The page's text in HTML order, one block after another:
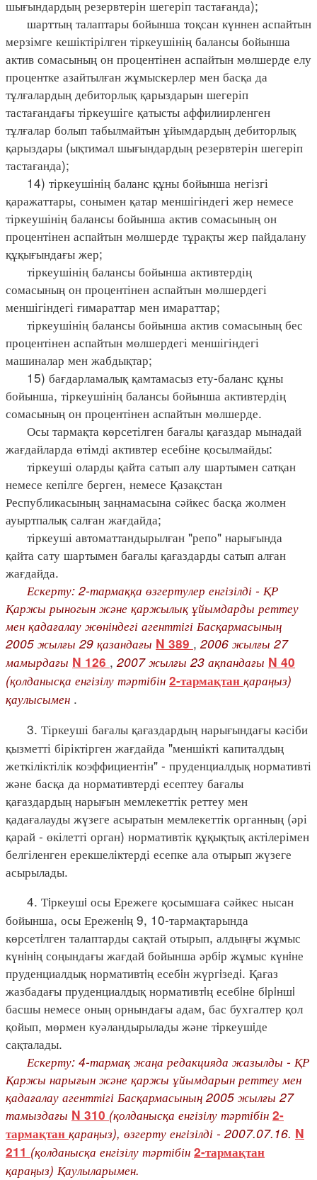
шығындардың резервтерін шегеріп тастағанда);
шарттың талаптары бойынша тоқсан күннен аспайтын
мерзімге кешіктірілген тіркеушінің балансы бойынша
актив сомасының он процентінен аспайтын мөлшерде елу
процентке азайтылған жұмыскерлер мен басқа да
тұлғалардың дебиторлық қарыздарын шегеріп
тастағандағы тіркеушіге қатысты аффилиирленген
тұлғалар болып табылмайтын ұйымдардың дебиторлық
қарыздары (ықтимал шығындардың резервтерін шегеріп
тастағанда);
14) тіркеушінің баланс құны бойынша негізгі
қаражаттары, сонымен қатар меншігіндегі жер немесе
тіркеушінің балансы бойынша актив сомасының он
процентінен аспайтын мөлшерде тұрақты жер пайдалану
құқығындағы жер;
тіркеушінің балансы бойынша активтердің
сомасының он процентінен аспайтын мөлшердегі
меншігіндегі ғимараттар мен имараттар;
тіркеушінің балансы бойынша актив сомасының бес
процентінен аспайтын мөлшердегі меншігіндегі
машиналар мен жабдықтар;
15) бағдарламалық қамтамасыз ету-баланс құны
бойынша, тіркеушінің балансы бойынша активтердің
сомасының он процентінен аспайтын мөлшерде.
Осы тармақта көрсетілген бағалы қағаздар мынадай
жағдайларда өтімді активтер есебіне қосылмайды:
тіркеуші оларды қайта сатып алу шартымен сатқан
немесе кепілге берген, немесе Қазақстан
Республикасының заңнамасына сәйкес басқа жолмен
ауыртпалық салған жағдайда;
тіркеуші автоматтандырылған "репо" нарығында
қайта сату шартымен бағалы қағаздарды сатып алған
жағдайда.
Ескерту: 2-тармаққа өзгертулер енгізілді - ҚР
Қаржы рыногын және қаржылық ұйымдарды реттеу
мен қадағалау жөніндегі агенттігі Басқармасының
2005 жылғы 29 қазандағы N 389 ,2006 жылғы 27
мамырдағы N 126 ,2007 жылғы 23 ақпандағы N 40
(қолданысқа енгізілу тәртібін 2-тармақтан қараңыз)
қаулысымен .
3. Тіркеуші бағалы қағаздардың нарығындағы кәсіби
қызметті біріктірген жағдайда "меншікті капиталдың
жеткіліктілік коэффициентін" - пруденциалдық нормативті
және басқа да нормативтерді есептеу бағалы
қағаздардың нарығын мемлекеттік реттеу мен
қадағалауды жүзеге асыратын мемлекеттік органның (әрі
қарай - өкілетті орган) нормативтік құқықтық актілерімен
белгіленген ерекшеліктерді есепке ала отырып жүзеге
асырылады.
4. Тiркеушi осы Ережеге қосымшаға сәйкес нысан
бойынша, осы Ереженiң 9, 10-тармақтарында
көрсетiлген талаптарды сақтай отырып, алдыңғы жұмыс
күнiнiң соңындағы жағдай бойынша әрбiр жұмыс күнiне
пруденциалдық нормативтiң есебiн жүргiзедi. Қағаз
жазбадағы пруденциалдық нормативтiң есебiне бiрiншi
басшы немесе оның орнындағы адам, бас бухгалтер қол
қойып, мөрмен куәландырылады және тiркеушiде
сақталады.
Ескерту: 4-тармақ жаңа редакцияда жазылды - ҚР
Қаржы нарығын және қаржы ұйымдарын реттеу мен
қадағалау агенттігі Басқармасының 2005 жылғы 27
тамыздағы N 310 (қолданысқа енгізілу тәртібін 2-
тармақтан қараңыз), өзгерту енгізілді - 2007.07.16. N
211 (қолданысқа енгізілу тәртібін 2-тармақтан
қараңыз) Қаулыларымен.